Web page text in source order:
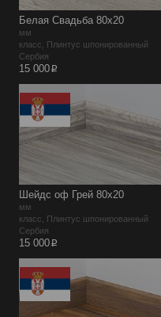
Белая Свадьба 80х20
мм
класс, Плинтус шпонированный
Сербия
15 000p
Шейдс оф Грей 80х20
мм
класс, Плинтус шпонированный
Сербия
15 000p